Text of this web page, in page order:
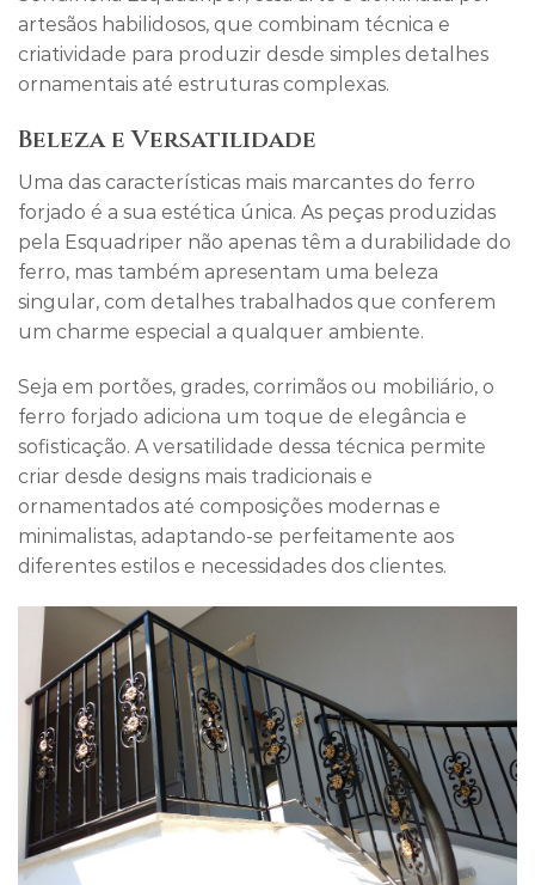
artesãos habilidosos, que combinam técnica e
criatividade para produzir desde simples detalhes
ornamentais até estruturas complexas.
Beleza e Versatilidade
Uma das características mais marcantes do ferro
forjado é a sua estética única. As peças produzidas
pela Esquadriper não apenas têm a durabilidade do
ferro, mas também apresentam uma beleza
singular, com detalhes trabalhados que conferem
um charme especial a qualquer ambiente.
Seja em portões, grades, corrimãos ou mobiliário, o
ferro forjado adiciona um toque de elegância e
sofisticação. A versatilidade dessa técnica permite
criar desde designs mais tradicionais e
ornamentados até composições modernas e
minimalistas, adaptando-se perfeitamente aos
diferentes estilos e necessidades dos clientes.